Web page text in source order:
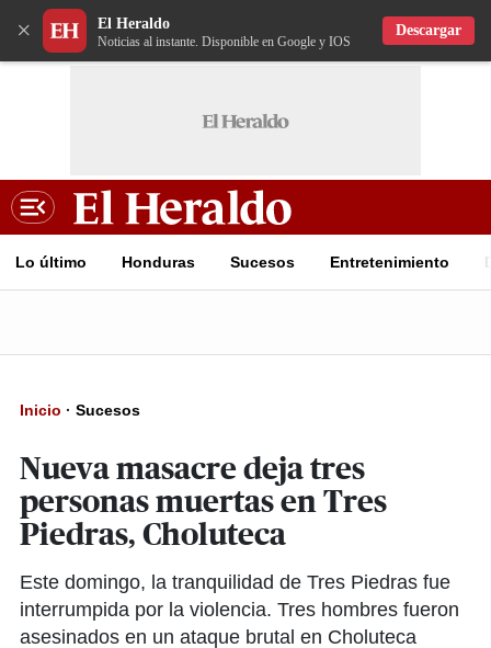
× El Heraldo
Noticias al instante. Disponible en Google y IOS
Descargar
Lo último Honduras Sucesos Entretenimiento
Inicio · Sucesos
Nueva masacre deja tres
personas muertas en Tres
Piedras, Choluteca
Este domingo, la tranquilidad de Tres Piedras fue
interrumpida por la violencia. Tres hombres fueron
asesinados en un ataque brutal en Choluteca